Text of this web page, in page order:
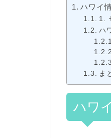
ハワイ
1.
ハ
ま
ハワ